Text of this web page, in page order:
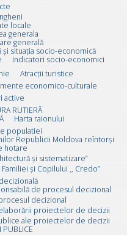
locale
generala
generală
și situația socio-economică
Indicatori socio-economici
Atracții turistice
economico-culturale
active
RUTIERĂ
Harta raionului
populatiei
Republicii Moldova reîntorși
hotare
și sistematizare”
și Copilului ,, Credo”
de procesul decizional
decizional
proiectelor de decizii
ale proiectelor de decizii
PUBLICE